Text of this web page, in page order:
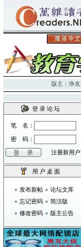
版主： 诤友
登 录 论 坛
笔 名：
密 码：
注册新用户
用 户 桌 面
发布新帖
论坛文库
忘记密码
简洁版
修改密码
版主公告